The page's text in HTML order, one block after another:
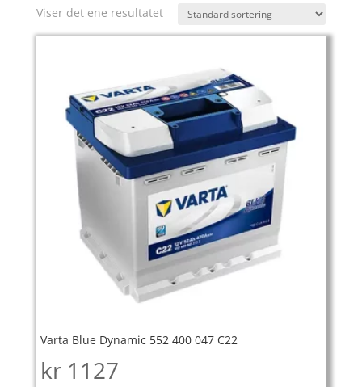
Viser det ene resultatet
Varta Blue Dynamic 552 400 047 C22
kr 1127